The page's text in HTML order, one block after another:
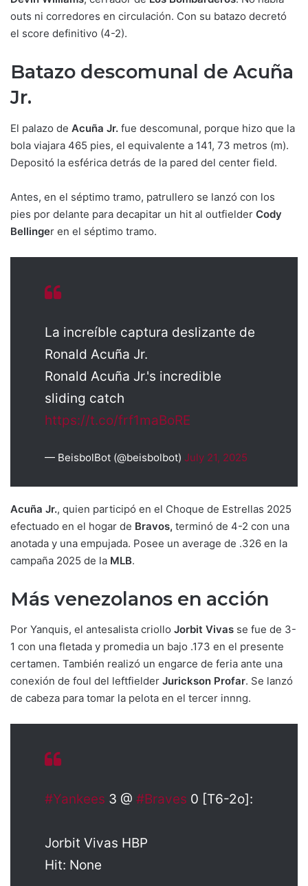
outs ni corredores en circulación. Con su batazo decretó
el score definitivo (4-2).
Batazo descomunal de Acuña
Jr.
El palazo de Acuña Jr. fue descomunal, porque hizo que la
bola viajara 465 pies, el equivalente a 141, 73 metros (m).
Depositó la esférica detrás de la pared del center field.
Antes, en el séptimo tramo, patrullero se lanzó con los
pies por delante para decapitar un hit al outfielder Cody
Bellinger en el séptimo tramo.
La increíble captura deslizante de
Ronald Acuña Jr.
Ronald Acuña Jr.'s incredible
sliding catch
https://t.co/frf1maBoRE
— BeisbolBot (@beisbolbot) July 21, 2025
Acuña Jr., quien participó en el Choque de Estrellas 2025
efectuado en el hogar de Bravos, terminó de 4-2 con una
anotada y una empujada. Posee un average de .326 en la
campaña 2025 de la MLB.
Más venezolanos en acción
Por Yanquis, el antesalista criollo Jorbit Vivas se fue de 3-
1 con una fletada y promedia un bajo .173 en el presente
certamen. También realizó un engarce de feria ante una
conexión de foul del leftfielder Jurickson Profar. Se lanzó
de cabeza para tomar la pelota en el tercer innng.
#Yankees 3 @ #Braves 0 [T6-2o]:
Jorbit Vivas HBP
Hit: None